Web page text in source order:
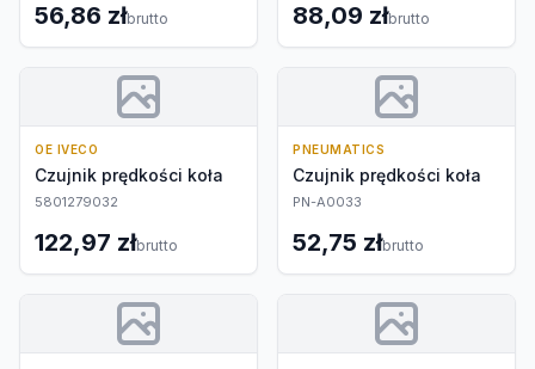
56,86 złbrutto 88,09 złbrutto
OE IVECO
Czujnik prędkości koła
5801279032
122,97 złbrutto
PNEUMATICS
Czujnik prędkości koła
PN-A0033
52,75 złbrutto